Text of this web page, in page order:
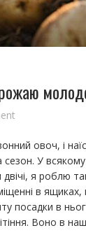
овоч, і
сезон. У
я роблю
в
посадки в
Воно в